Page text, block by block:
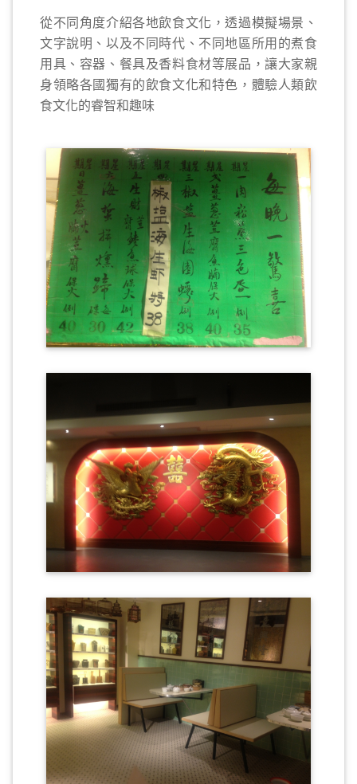
從不同角度介紹各地飲食文化，透過模擬場景、
文字說明、以及不同時代、不同地區所用的煮食
用具、容器、餐具及香料食材等展品，讓大家親
身領略各國獨有的飲食文化和特色，體驗人類飲
食文化的睿智和趣味